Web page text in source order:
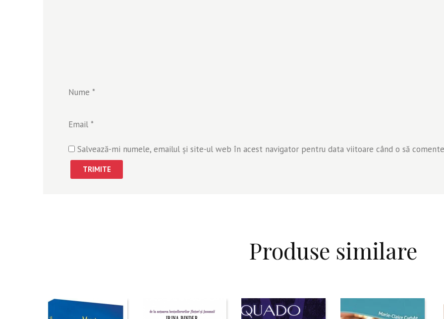
Nume *
Email *
Salvează-mi numele, emailul și site-ul web în acest navigator pentru data viitoare când o să
Produse similare